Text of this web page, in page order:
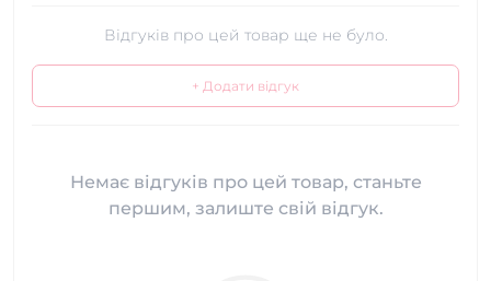
Відгуків про цей товар ще не було.
+ Додати відгук
Немає відгуків про цей товар, станьте
першим, залиште свій відгук.